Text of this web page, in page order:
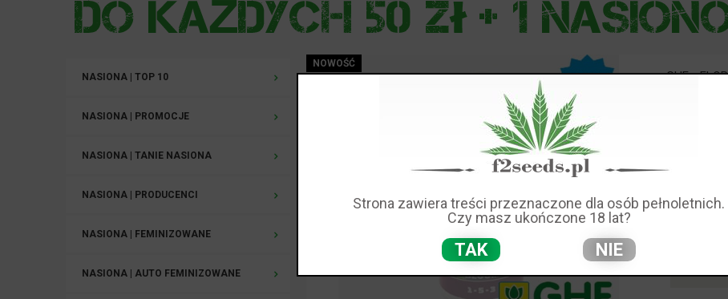
NASIONA | TOP 10
NASIONA | PROMOCJE
NASIONA | TANIE NASIONA
NASIONA | PRODUCENCI
NASIONA | FEMINIZOWANE
NASIONA | AUTO FEMINIZOWANE
GHE -
NOWOŚĆ
Cena:
Strona zawiera treści przeznaczone dla osób pełnoletnich.
Czy masz ukończone 18 lat?
TAK NIE